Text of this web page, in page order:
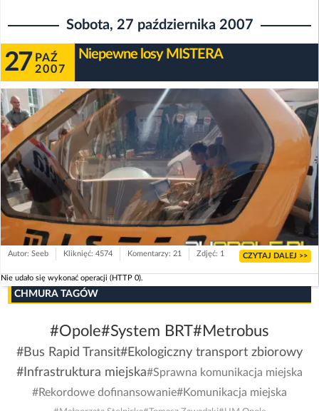
Sobota, 27 października 2007
27 PAŹ
2007
Niepewne losy MISTERA
Autor: Seeb Kliknięć: 4574 Komentarzy: 21 Zdjęć: 1 CZYTAJ DALEJ >>
Nie udało się wykonać operacji (HTTP 0).
CHMURA TAGÓW
#Opole#System BRT#Metrobus
#Bus Rapid Transit#Ekologiczny transport zbiorowy
#Infrastruktura miejska#Sprawna komunikacja miejska
#Rekordowe dofinansowanie#Komunikacja miejska